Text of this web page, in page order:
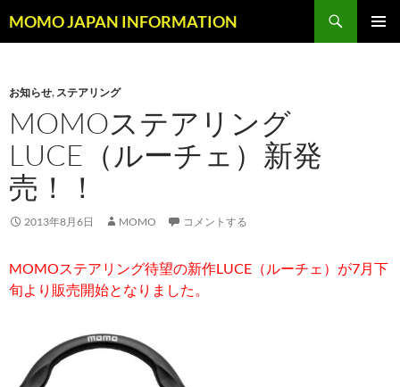
ン
ツ
へ
ス
ッ
プ
MOMO JAPAN INFORMATION
索
お知らせ, ステアリング
MOMOステアリング
LUCE（ルーチェ）新発
売！！
2013年8月6日 MOMO コメントする
MOMOステアリング待望の新作LUCE（ルーチェ）が7月下
旬より販売開始となりました。